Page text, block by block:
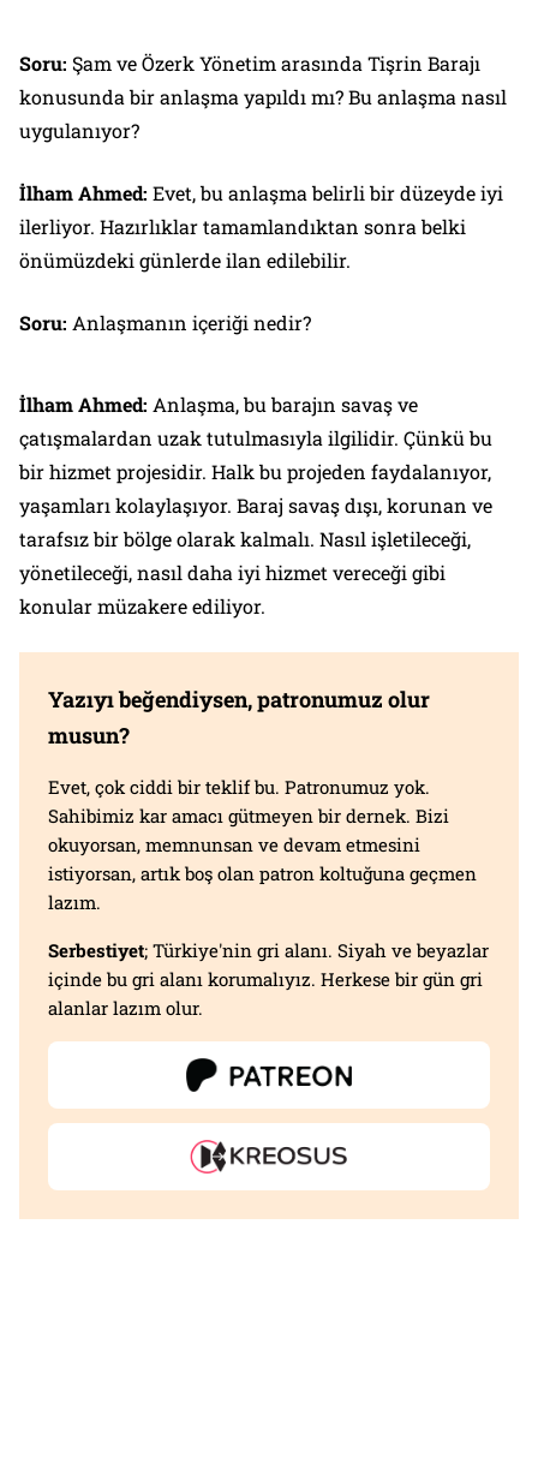
Soru: Şam ve Özerk Yönetim arasında Tişrin Barajı
konusunda bir anlaşma yapıldı mı? Bu anlaşma nasıl
uygulanıyor?
İlham Ahmed: Evet, bu anlaşma belirli bir düzeyde iyi
ilerliyor. Hazırlıklar tamamlandıktan sonra belki
önümüzdeki günlerde ilan edilebilir.
Soru: Anlaşmanın içeriği nedir?
İlham Ahmed: Anlaşma, bu barajın savaş ve
çatışmalardan uzak tutulmasıyla ilgilidir. Çünkü bu
bir hizmet projesidir. Halk bu projeden faydalanıyor,
yaşamları kolaylaşıyor. Baraj savaş dışı, korunan ve
tarafsız bir bölge olarak kalmalı. Nasıl işletileceği,
yönetileceği, nasıl daha iyi hizmet vereceği gibi
konular müzakere ediliyor.
Yazıyı beğendiysen, patronumuz olur
musun?
Evet, çok ciddi bir teklif bu. Patronumuz yok.
Sahibimiz kar amacı gütmeyen bir dernek. Bizi
okuyorsan, memnunsan ve devam etmesini
istiyorsan, artık boş olan patron koltuğuna geçmen
lazım.
Serbestiyet; Türkiye'nin gri alanı. Siyah ve beyazlar
içinde bu gri alanı korumalıyız. Herkese bir gün gri
alanlar lazım olur.